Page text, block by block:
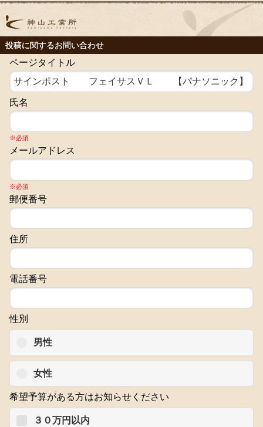
投稿に関するお問い合わせ
ページタイトル
氏名
※必須
メールアドレス
※必須
郵便番号
住所
電話番号
性別
男性
女性
希望予算がある方はお知らせください
３０万円以内